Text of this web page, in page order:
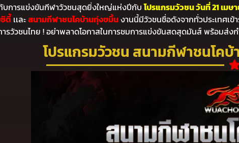
รแข่งขันกีฬาวัวชนสุดยิ่งใหญ่แห่งปีกับโปรแกรมวัวชน วันที่ 21 เมษ
ตี้เเละสนามกีฬาชนโคบ้านทุ่งขมิ้นงานนี้มีวัวชนชื่อดังจากทั่วประเทศเ
รวัวชนไทย ! อย่าพลาดโอกาสในการชมการแข่งขันสดสุดมันส์ พร้อมส่ง
โปรแกรมวัวชน สนามกีฬาชนโคบ้